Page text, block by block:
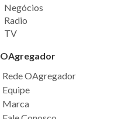
Negócios
Radio
TV
OAgregador
Rede OAgregador
Equipe
Marca